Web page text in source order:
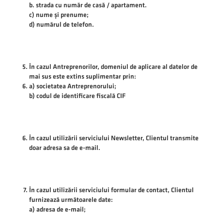
b. strada cu număr de casă / apartament.
c) nume și prenume;
d) numărul de telefon.
În cazul Antreprenorilor, domeniul de aplicare al datelor de
mai sus este extins suplimentar prin:
a) societatea Antreprenorului;
b) codul de identificare fiscală CIF
În cazul utilizării serviciului Newsletter, Clientul transmite
doar adresa sa de e-mail.
În cazul utilizării serviciului formular de contact, Clientul
furnizează următoarele date:
a) adresa de e-mail;